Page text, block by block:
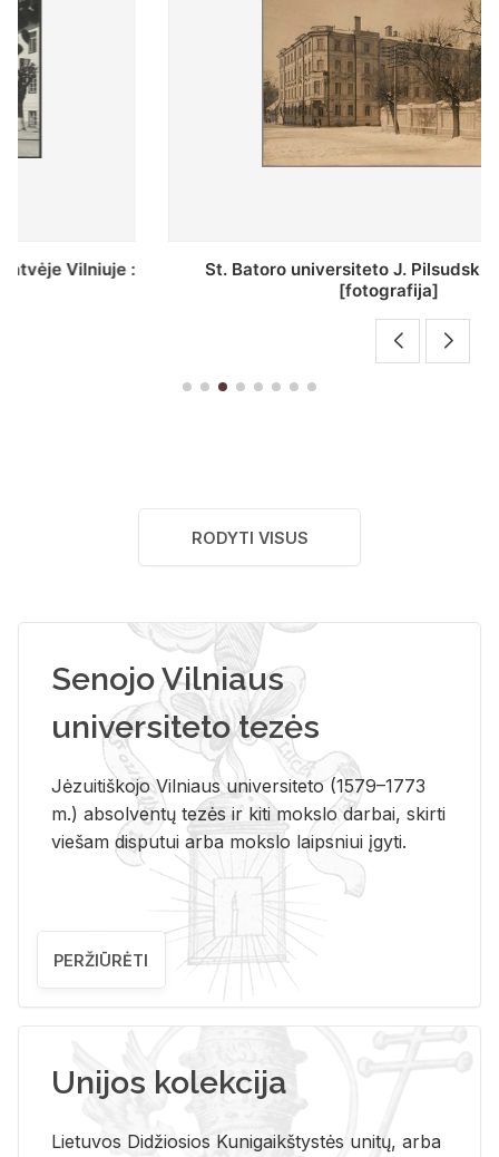
St. Batoro universiteto J. Pilsudskio kolegija :
RODYTI VISUS
Senojo Vilniaus
universiteto tezės
Jėzuitiškojo Vilniaus universiteto (1579–1773
m.) absolventų tezės ir kiti mokslo darbai, skirti
viešam disputui arba mokslo laipsniui įgyti.
PERŽIŪRĖTI
Unijos kolekcija
Lietuvos Didžiosios Kunigaikštystės unitų, arba